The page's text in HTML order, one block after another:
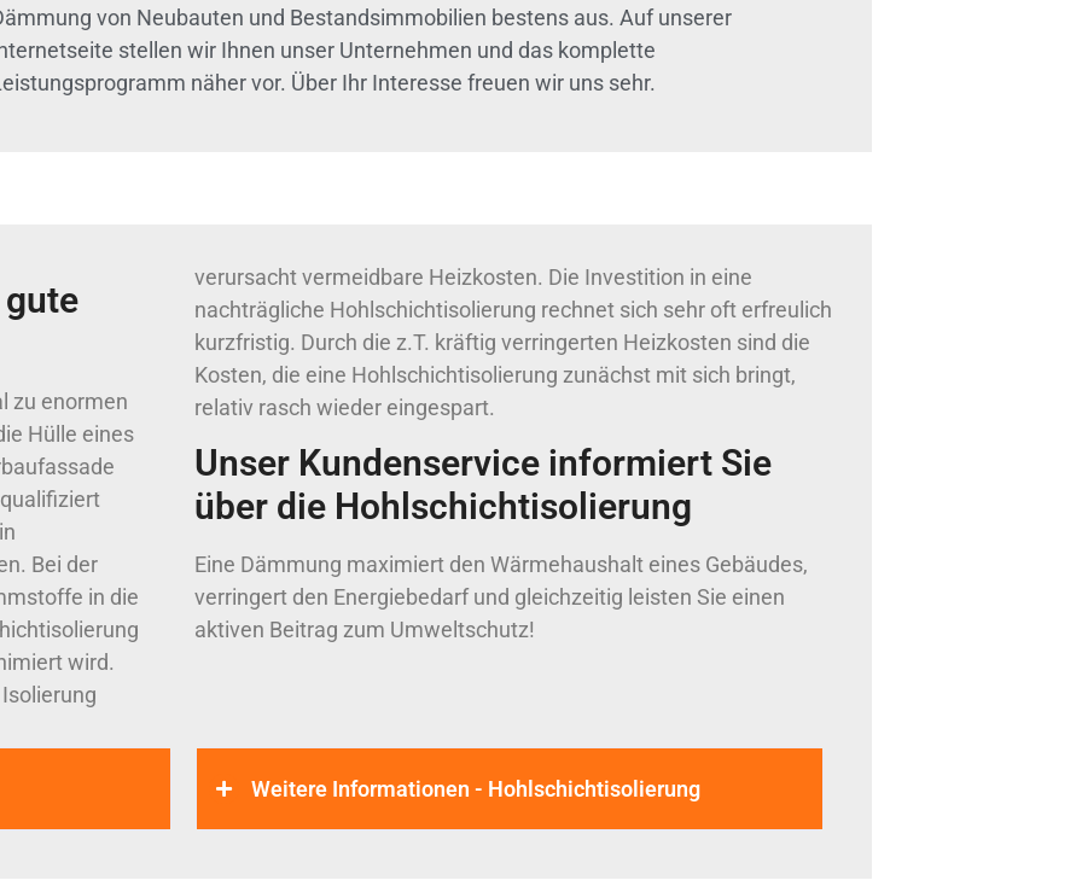
von Neubauten und Bestandsimmobilien bestens aus. Auf unserer
stellen wir Ihnen unser Unternehmen und das komplette
näher vor. Über Ihr Interesse freuen wir uns sehr.
zu enormen
Hülle eines
Bei der
in die
wird.
verursacht vermeidbare Heizkosten. Die Investition in eine
nachträgliche Hohlschichtisolierung rechnet sich sehr oft erfreulich
kurzfristig. Durch die z.T. kräftig verringerten Heizkosten sind die
Kosten, die eine Hohlschichtisolierung zunächst mit sich bringt,
relativ rasch wieder eingespart.
Unser Kundenservice informiert Sie
über die Hohlschichtisolierung
Eine Dämmung maximiert den Wärmehaushalt eines Gebäudes,
verringert den Energiebedarf und gleichzeitig leisten Sie einen
aktiven Beitrag zum Umweltschutz!
Weitere Informationen - Hohlschichtisolierung